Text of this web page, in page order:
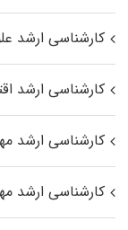
کارشناسی ارشد
کارشناسی ارشد
کارشناسی ارشد
کارشناسی ارشد